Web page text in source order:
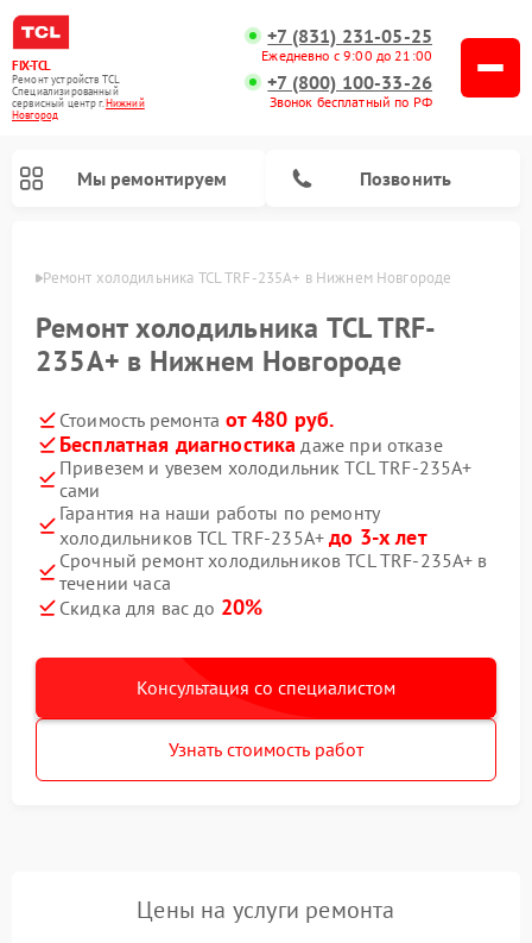
FIX-TCL
Ремонт устройств TCL
Специализированный
cервисный центр г.Нижний
Новгород
+7 (831) 231-05-25
Ежедневно с 9:00 до 21:00
+7 (800) 100-33-26
Звонок бесплатный по РФ
Мы ремонтируем Позвонить
Ремонт холодильника TCL TRF-235A+ в Нижнем Новгороде
Ремонт холодильника TCL TRF-
235A+ в Нижнем Новгороде
Стоимость ремонта от 480 руб.
Бесплатная диагностика даже при отказе
Привезем и увезем холодильник TCL TRF-235A+
сами
Гарантия на наши работы по ремонту
холодильников TCL TRF-235A+до 3-х лет
Срочный ремонт холодильников TCL TRF-235A+ в
течении часа
Скидка для вас до 20%
Консультация со специалистом
Узнать стоимость работ
Цены на услуги ремонта